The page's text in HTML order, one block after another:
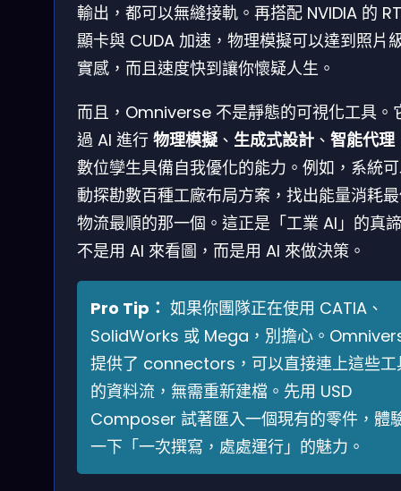
輸出，都可以無縫接軌。再搭配 NVIDIA 的
顯卡與 CUDA 加速，物理模擬可以達到照片
實感，而且速度快到讓你懷疑人生。
而且，Omniverse 不是靜態的可視化工具。
過 AI 進行 物理模擬、 生成式設計 、 智能代理
數位孿生具備自我優化的能力。例如，系統
動探勘數百種工廠布局方案，找出能量消耗
物流最順的那一個。這正是「工業 AI」的真
不是用 AI 來看圖，而是用 AI 來做決策。
Pro Tip： 如果你團隊正在使用 CATIA、
SolidWorks 或 Mega，別擔心。
提供了 connectors，可以直接連上這些工
的資料流，無需重新建檔。先用 USD
Composer 試著匯入一個現有的零件，體
一下「一次撰寫，處處運行」的魅力。